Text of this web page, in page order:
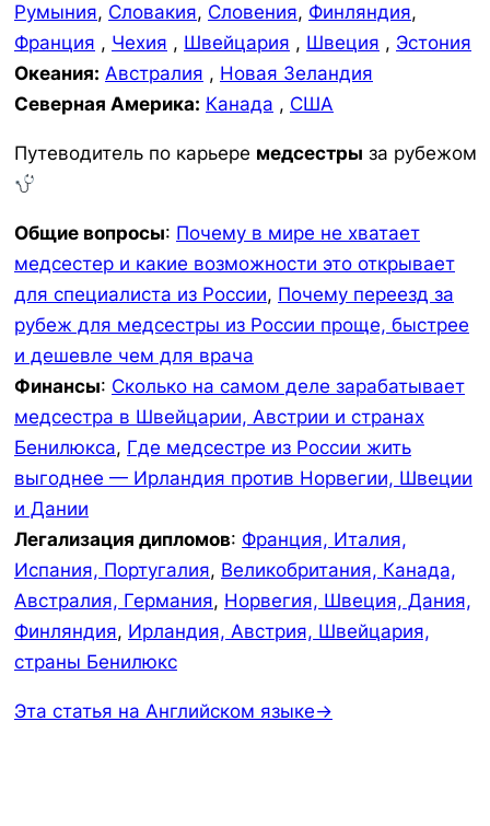
Румыния, Словакия, Словения, Финляндия,
Франция , Чехия , Швейцария , Швеция , Эстония
Океания: Австралия , Новая Зеландия
Северная Америка: Канада , США
Путеводитель по карьере медсестры за рубежом
Общие вопросы: Почему в мире не хватает
медсестер и какие возможности это открывает
для специалиста из России, Почему переезд за
рубеж для медсестры из России проще, быстрее
и дешевле чем для врача
Финансы: Сколько на самом деле зарабатывает
медсестра в Швейцарии, Австрии и странах
Бенилюкса, Где медсестре из России жить
выгоднее — Ирландия против Норвегии, Швеции
и Дании
Легализация дипломов: Франция, Италия,
Испания, Португалия, Великобритания, Канада,
Австралия, Германия, Норвегия, Швеция, Дания,
Финляндия, Ирландия, Австрия, Швейцария,
страны Бенилюкс
Эта статья на Английском языке→